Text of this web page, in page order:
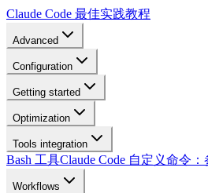
Claude Code 最佳实践教程
Advanced
Configuration
Getting started
Optimization
Tools integration
Bash 工具Claude Code 自定义命令
Workflows